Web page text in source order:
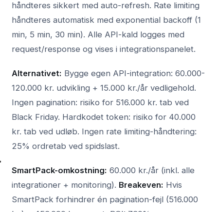
håndteres sikkert med auto-refresh. Rate limiting
håndteres automatisk med exponential backoff (1
min, 5 min, 30 min). Alle API-kald logges med
request/response og vises i integrationspanelet.
Alternativet: Bygge egen API-integration: 60.000-
120.000 kr. udvikling + 15.000 kr./år vedligehold.
Ingen pagination: risiko for 516.000 kr. tab ved
Black Friday. Hardkodet token: risiko for 40.000
kr. tab ved udløb. Ingen rate limiting-håndtering:
25% ordretab ved spidslast.
SmartPack-omkostning: 60.000 kr./år (inkl. alle
integrationer + monitoring). Breakeven: Hvis
SmartPack forhindrer én pagination-fejl (516.000